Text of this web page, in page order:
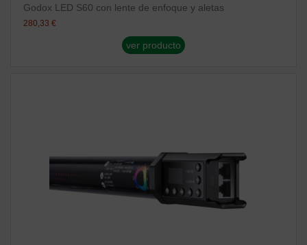
Godox LED S60 con lente de enfoque y aletas
280,33 €
ver producto